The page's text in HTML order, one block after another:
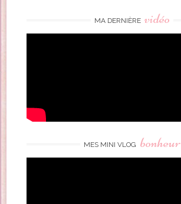
MA DERNIÈRE vidéo
MES MINI VLOG bonheur